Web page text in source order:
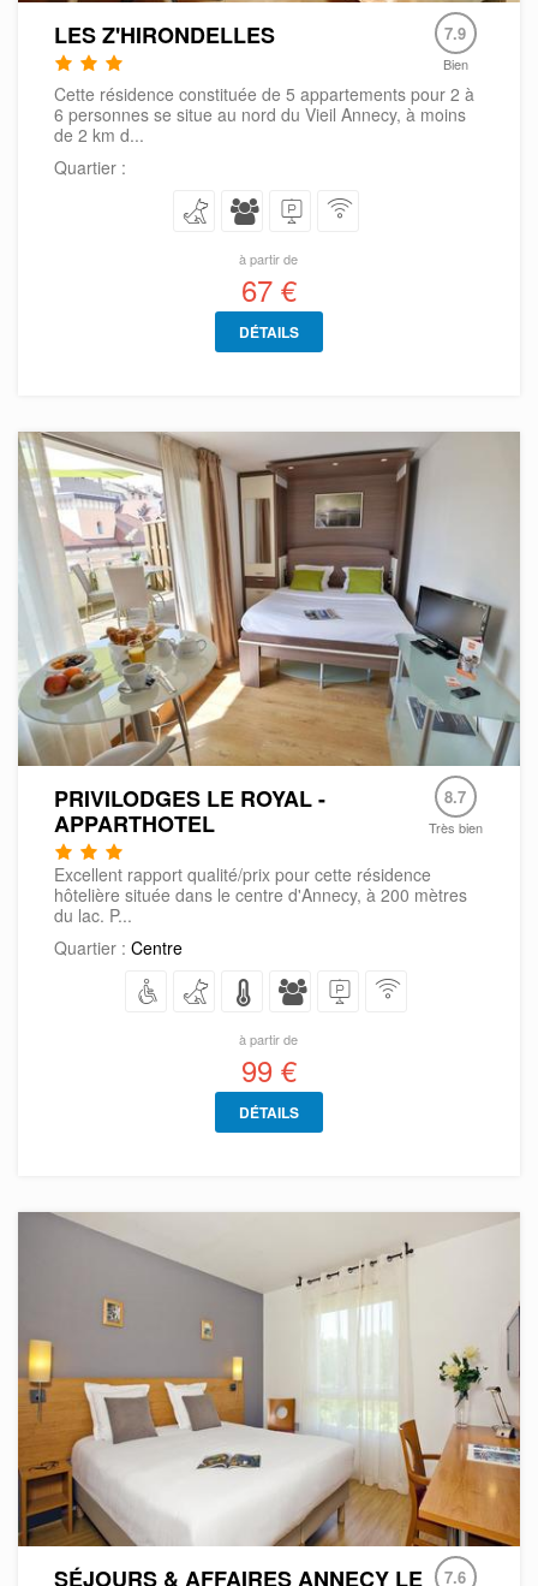
LES Z'HIRONDELLES 7.9
Bien
Cette résidence constituée de 5 appartements pour 2 à
6 personnes se situe au nord du Vieil Annecy, à moins
de 2 km d...
Quartier :
à partir de
67 €
DÉTAILS
PRIVILODGES LE ROYAL -
APPARTHOTEL
8.7
Très bien
Excellent rapport qualité/prix pour cette résidence
hôtelière située dans le centre d'Annecy, à 200 mètres
du lac. P...
Quartier : Centre
à partir de
99 €
DÉTAILS
SÉJOURS & AFFAIRES ANNECY LE
7.6